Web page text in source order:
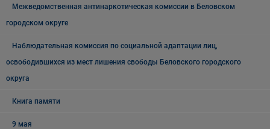
Межведомственная антинаркотическая комиссии в Беловском
городском округе
Наблюдательная комиссия по социальной адаптации лиц,
освободившихся из мест лишения свободы Беловского городского
округа
Книга памяти
9 мая